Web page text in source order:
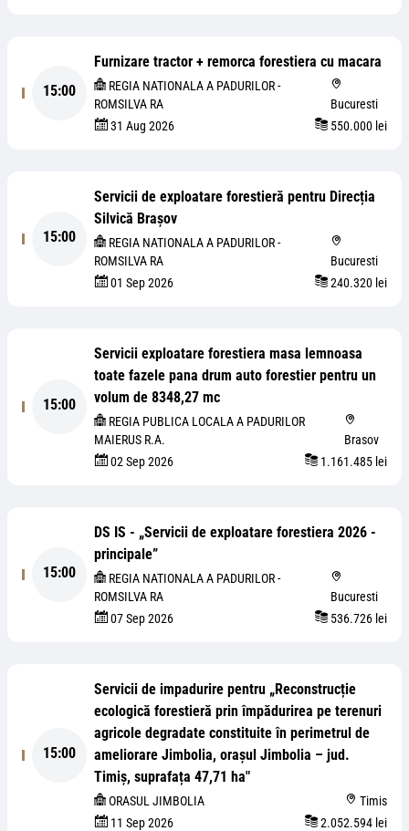
15:00
Furnizare tractor + remorca forestiera cu macara
REGIA NATIONALA A PADURILOR -
ROMSILVA RA
Bucuresti
31 Aug 2026
550.000 lei
15:00
Servicii de exploatare forestieră pentru Direcția
Silvică Brașov
REGIA NATIONALA A PADURILOR -
ROMSILVA RA
Bucuresti
01 Sep 2026
240.320 lei
15:00
Servicii exploatare forestiera masa lemnoasa
toate fazele pana drum auto forestier pentru un
volum de 8348,27 mc
REGIA PUBLICA LOCALA A PADURILOR
MAIERUS R.A.
Brasov
02 Sep 2026
1.161.485 lei
15:00
DS IS - „Servicii de exploatare forestiera 2026 -
principale”
REGIA NATIONALA A PADURILOR -
ROMSILVA RA
Bucuresti
07 Sep 2026
536.726 lei
15:00
Servicii de impadurire pentru „Reconstrucție
ecologică forestieră prin împădurirea pe terenuri
agricole degradate constituite în perimetrul de
ameliorare Jimbolia, orașul Jimbolia – jud.
Timiș, suprafața 47,71 ha"
ORASUL JIMBOLIA
Timis
11 Sep 2026
2.052.594 lei